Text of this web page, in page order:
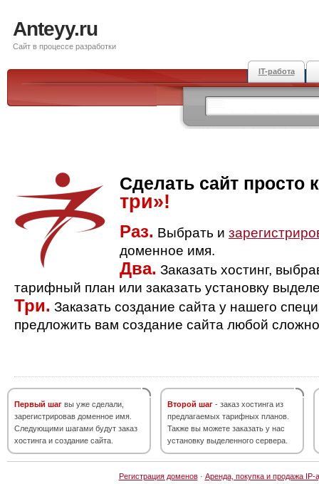
Anteyy.ru
Сайт в процессе разработки
IT-работа
Сделать сайт просто
три»!
Раз. Выбрать и
доменное имя.
Два. Заказать хостинг,
тарифный план или заказать установку
Три. Заказать создание сайта у нашего
предложить вам создание сайта любой
Первый шаг вы уже сделали,
зарегистрировав доменное имя.
Следующими шагами будут заказ
хостинга и создание сайта.
Второй шаг - заказ хостинга из
предлагаемых тарифных планов.
Также вы можете заказать у нас
установку выделенного сервера.
Регистрация доменов· Аренда, покупка и продажа IP-